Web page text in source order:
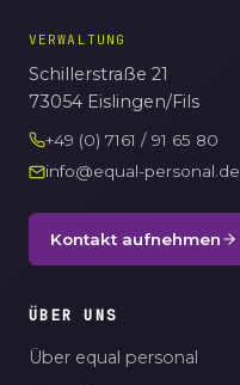
VERWALTUNG
Schillerstraße 21
73054 Eislingen/Fils
+49 (0) 7161 / 91 65 80
info@equal-personal.de
Kontakt aufnehmen
ÜBER UNS
Über equal personal